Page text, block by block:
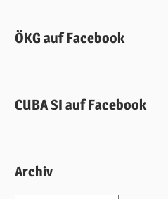
ÖKG auf Facebook
CUBA SI auf Facebook
Archiv